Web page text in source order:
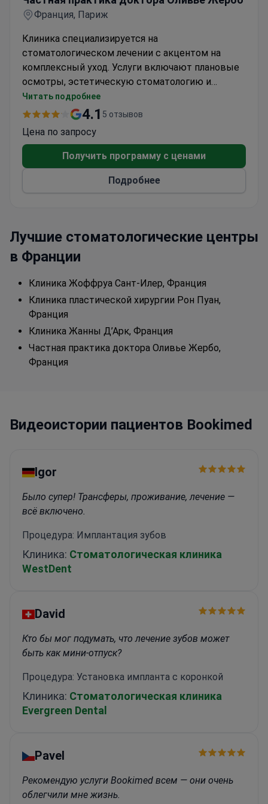
Франция, Париж
Клиника специализируется на
стоматологическом лечении с акцентом на
комплексный уход. Услуги включают плановые
осмотры, эстетическую стоматологию и
восстановительные процедуры. Учреждение
располагает специализированными
современным оборудованием для точного
Читать подробнее
4.1 5 отзывов
Цена по запросу
Получить программу с ценами
Подробнее
Лучшие стоматологические центры
в Франции
Клиника Жоффруа Сант-Илер, Франция
Клиника пластической хирургии Рон Пуан,
Франция
Клиника Жанны Д’Арк, Франция
Частная практика доктора Оливье Жербо,
Франция
Видеоистории пациентов Bookimed
Igor
Было супер! Трансферы, проживание, лечение —
всё включено.
Процедура: Имплантация зубов
Клиника: Стоматологическая клиника
WestDent
David
Кто бы мог подумать, что лечение зубов может
быть как мини-отпуск?
Процедура: Установка импланта с коронкой
Клиника: Стоматологическая клиника
Evergreen Dental
Pavel
Рекомендую услуги Bookimed всем — они очень
облегчили мне жизнь.